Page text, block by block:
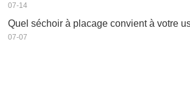
07-14
Quel séchoir à placage convient à votre
07-07